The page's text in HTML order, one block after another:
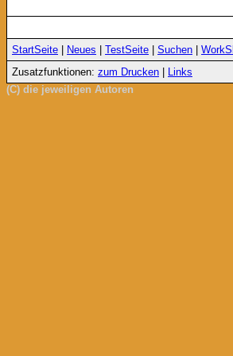
StartSeite Neues TestSeite Suchen
Zusatzfunktionen: zum Drucken
Links
(C) die jeweiligen Autoren